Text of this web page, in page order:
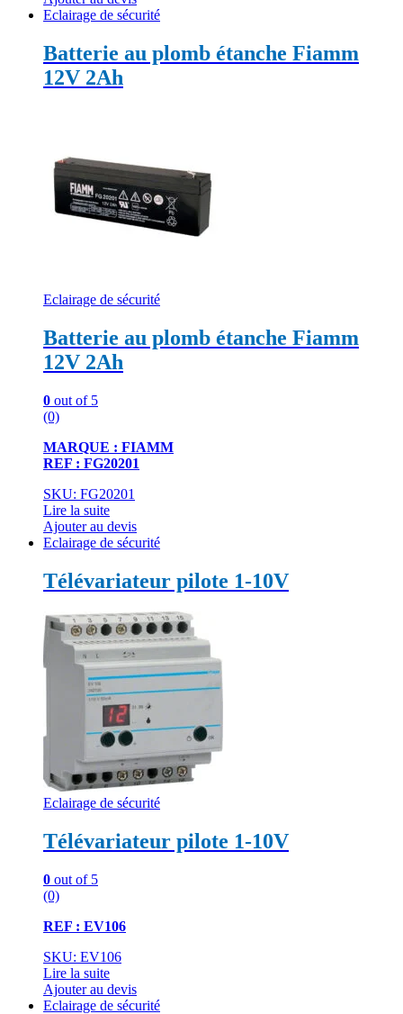
Eclairage de sécurité
Batterie au plomb étanche Fiamm
12V 2Ah
Eclairage de sécurité
Batterie au plomb étanche Fiamm
12V 2Ah
0 out of 5
(0)
MARQUE : FIAMM
REF : FG20201
SKU: FG20201
Lire la suite
Ajouter au devis
Eclairage de sécurité
Télévariateur pilote 1-10V
Eclairage de sécurité
Télévariateur pilote 1-10V
0 out of 5
(0)
REF : EV106
SKU: EV106
Lire la suite
Ajouter au devis
Eclairage de sécurité